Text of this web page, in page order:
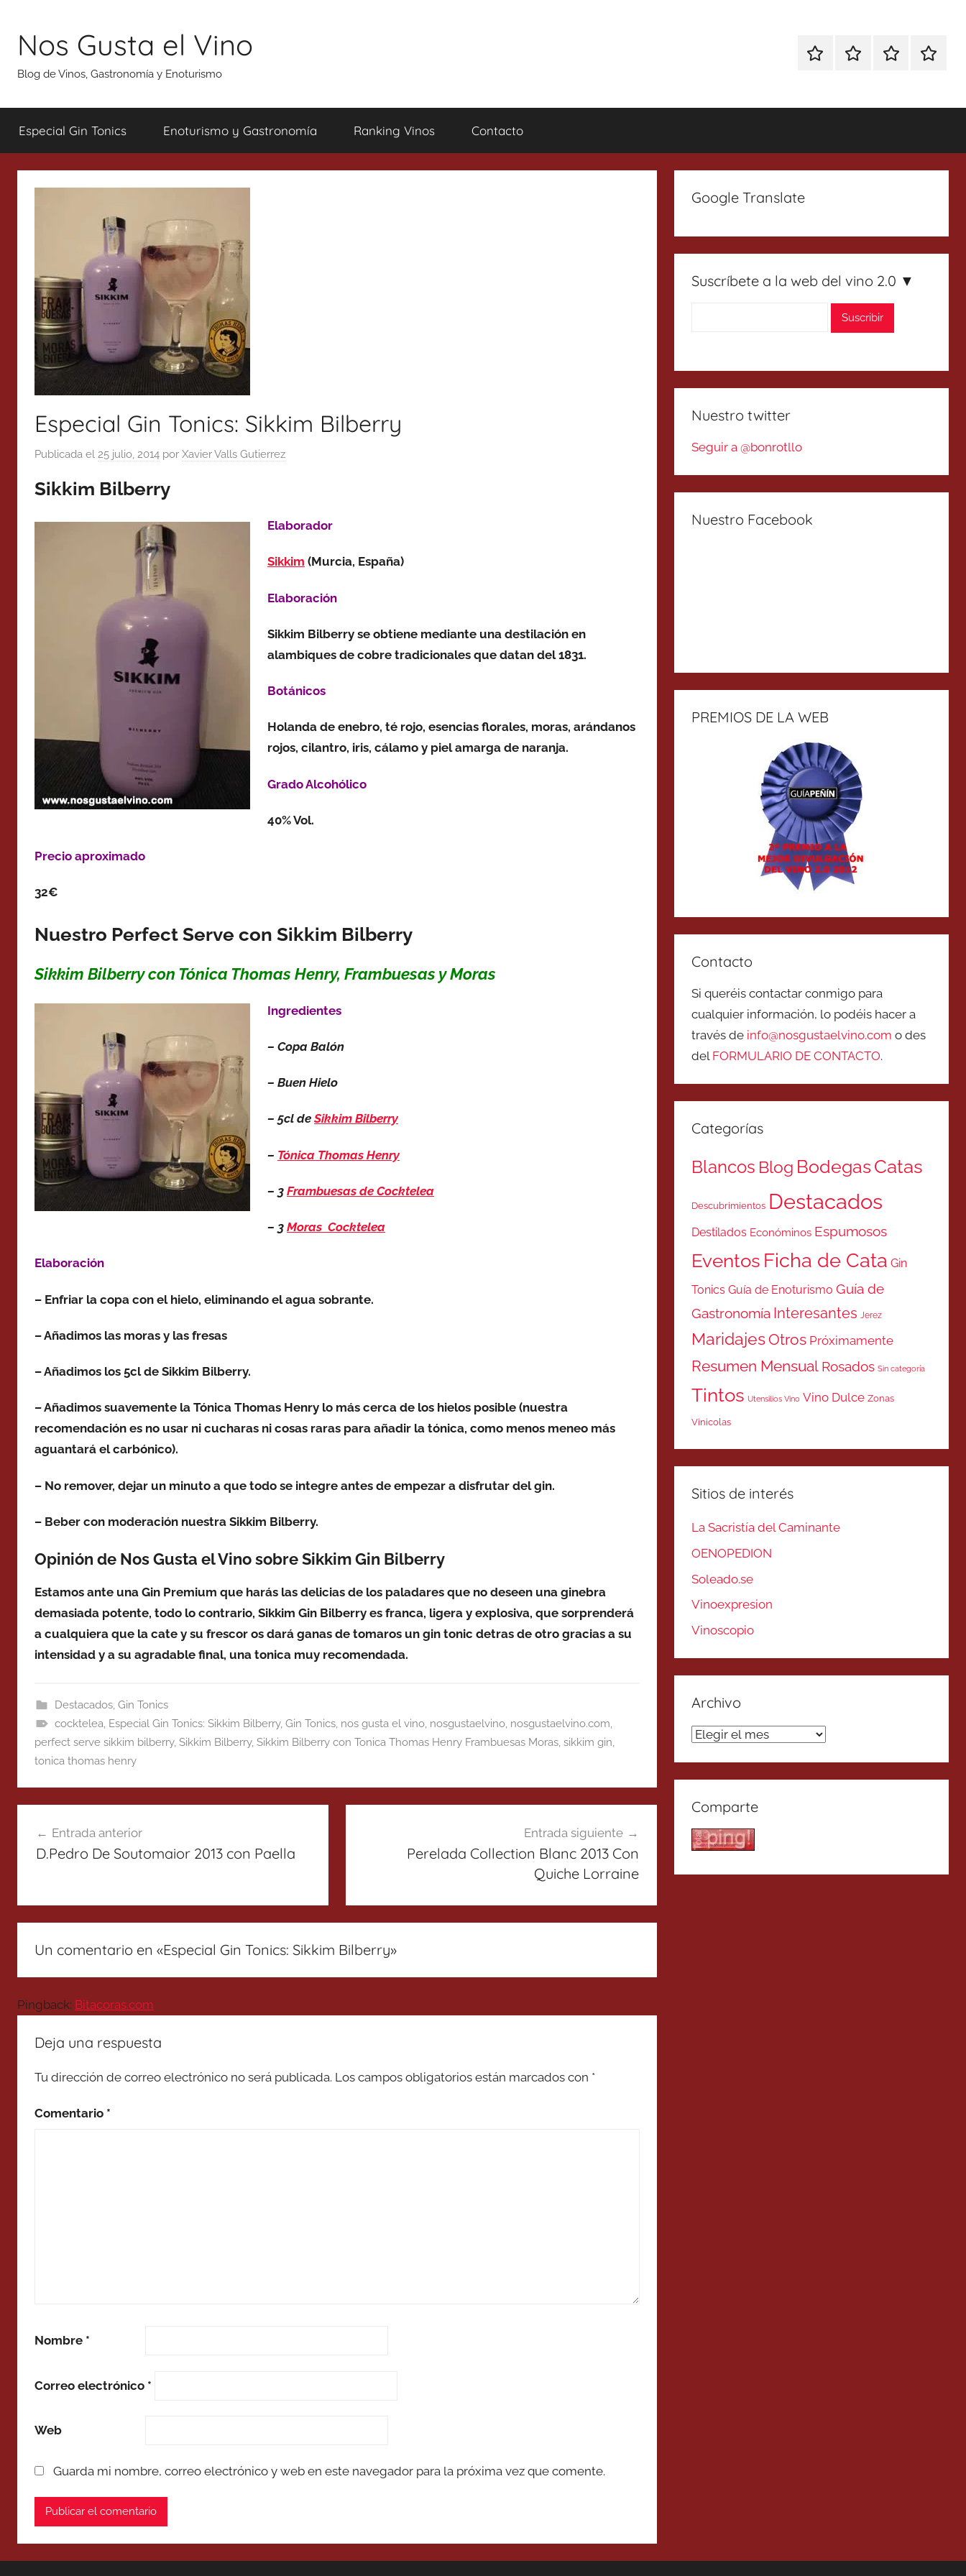
contenido
Nos Gusta el Vino
Blog de Vinos, Gastronomía y Enoturismo
EspecialEnoturismoRanking
Especial Gin Tonics Enoturismo y Gastronomía Ranking Vinos Contacto
Especial Gin Tonics: Sikkim Bilberry
Publicada el 25 julio, 2014 por Xavier Valls Gutierrez
Sikkim Bilberry
Elaborador
Sikkim (Murcia, España)
Elaboración
Sikkim Bilberry se obtiene mediante una destilación en
alambiques de cobre tradicionales que datan del 1831.
Botánicos
Holanda de enebro, té rojo, esencias florales, moras, arándanos
rojos, cilantro, iris, cálamo y piel amarga de naranja.
Grado Alcohólico
40% Vol.
Precio aproximado
32€
Nuestro Perfect Serve con Sikkim Bilberry
Sikkim Bilberry con Tónica Thomas Henry, Frambuesas y Moras
Ingredientes
– Copa Balón
– Buen Hielo
– 5cl deSikkim Bilberry
– Tónica Thomas Henry
– 3 Frambuesas de Cocktelea
– 3 Moras Cocktelea
Elaboración
– Enfriar la copa con el hielo, eliminando el agua sobrante.
– Añadimos las moras y las fresas
– Añadimos los 5cl de Sikkim Bilberry.
– Añadimos suavemente la Tónica Thomas Henry lo más cerca de los hielos posible (nuestra
recomendación es no usar ni cucharas ni cosas raras para añadir la tónica, como menos meneo más
aguantará el carbónico).
– No remover, dejar un minuto a que todo se integre antes de empezar a disfrutar del gin.
– Beber con moderación nuestra Sikkim Bilberry.
Opinión de Nos Gusta el Vino sobre Sikkim Gin Bilberry
Estamos ante una Gin Premium que harás las delicias de los paladares que no deseen una ginebra
demasiada potente, todo lo contrario, Sikkim Gin Bilberry es franca, ligera y explosiva, que sorprenderá
a cualquiera que la cate y su frescor os dará ganas de tomaros un gin tonic detras de otro gracias a su
intensidad y a su agradable final, una tonica muy recomendada.
Destacados, Gin Tonics
cocktelea, Especial Gin Tonics: Sikkim Bilberry, Gin Tonics, nos gusta el vino, nosgustaelvino, nosgustaelvino.com,
perfect serve sikkim bilberry, Sikkim Bilberry, Sikkim Bilberry con Tonica Thomas Henry Frambuesas Moras, sikkim gin,
tonica thomas henry
de
Entrada anterior
D.Pedro De Soutomaior 2013 con Paella
Entrada siguiente
Perelada Collection Blanc 2013 Con
Quiche Lorraine
Un comentario en «Especial Gin Tonics: Sikkim Bilberry»
Pingback: Bitacoras.com
Deja una respuesta
Tu dirección de correo electrónico no será publicada. Los campos obligatorios están marcados con *
Comentario *
Nombre *
Correo electrónico *
Web
Guarda mi nombre, correo electrónico y web en este navegador para la próxima vez que comente.
Google Translate
Suscríbete a la web del vino 2.0 ▼
Nuestro twitter
Seguir a @bonrotllo
Nuestro Facebook
PREMIOS DE LA WEB
Contacto
Si queréis contactar conmigo para
cualquier información, lo podéis hacer a
través de info@nosgustaelvino.com o des
del FORMULARIO DE CONTACTO.
Categorías
Blancos Blog BodegasCatas
Descubrimientos Destacados
Destilados Económinos Espumosos
Eventos Ficha de Cata Gin
Tonics Guía de Enoturismo Guía de
Gastronomía Interesantes Jerez
MaridajesOtros Próximamente
Resumen Mensual Rosados Sin categoría
Tintos Utensilios Vino Vino Dulce Zonas
Vinicolas
Sitios de interés
La Sacristía del Caminante
OENOPEDION
Soleado.se
Vinoexpresion
Vinoscopio
Archivo
Archivo
Comparte